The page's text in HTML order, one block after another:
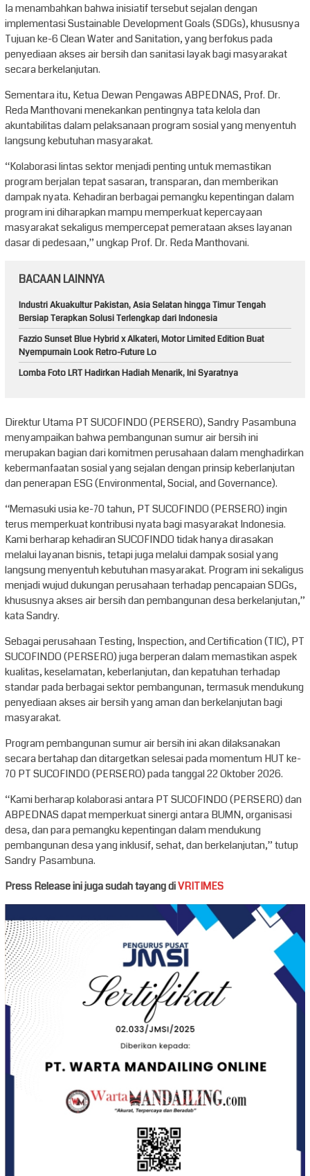
Ia menambahkan bahwa inisiatif tersebut sejalan dengan
implementasi Sustainable Development Goals (SDGs), khususnya
Tujuan ke-6 Clean Water and Sanitation, yang berfokus pada
penyediaan akses air bersih dan sanitasi layak bagi masyarakat
secara berkelanjutan.
Sementara itu, Ketua Dewan Pengawas ABPEDNAS, Prof. Dr.
Reda Manthovani menekankan pentingnya tata kelola dan
akuntabilitas dalam pelaksanaan program sosial yang menyentuh
langsung kebutuhan masyarakat.
“Kolaborasi lintas sektor menjadi penting untuk memastikan
program berjalan tepat sasaran, transparan, dan memberikan
dampak nyata. Kehadiran berbagai pemangku kepentingan dalam
program ini diharapkan mampu memperkuat kepercayaan
masyarakat sekaligus mempercepat pemerataan akses layanan
dasar di pedesaan,” ungkap Prof. Dr. Reda Manthovani.
BACAAN LAINNYA
Industri Akuakultur Pakistan, Asia Selatan hingga Timur Tengah
Bersiap Terapkan Solusi Terlengkap dari Indonesia
Fazzio Sunset Blue Hybrid x Alkateri, Motor Limited Edition Buat
Nyempurnain Look Retro-Future Lo
Lomba Foto LRT Hadirkan Hadiah Menarik, Ini Syaratnya
Direktur Utama PT SUCOFINDO (PERSERO), Sandry Pasambuna
menyampaikan bahwa pembangunan sumur air bersih ini
merupakan bagian dari komitmen perusahaan dalam menghadirkan
kebermanfaatan sosial yang sejalan dengan prinsip keberlanjutan
dan penerapan ESG (Environmental, Social, and Governance).
“Memasuki usia ke-70 tahun, PT SUCOFINDO (PERSERO) ingin
terus memperkuat kontribusi nyata bagi masyarakat Indonesia.
Kami berharap kehadiran SUCOFINDO tidak hanya dirasakan
melalui layanan bisnis, tetapi juga melalui dampak sosial yang
langsung menyentuh kebutuhan masyarakat. Program ini sekaligus
menjadi wujud dukungan perusahaan terhadap pencapaian SDGs,
khususnya akses air bersih dan pembangunan desa berkelanjutan,”
kata Sandry.
Sebagai perusahaan Testing, Inspection, and Certification (TIC), PT
SUCOFINDO (PERSERO) juga berperan dalam memastikan aspek
kualitas, keselamatan, keberlanjutan, dan kepatuhan terhadap
standar pada berbagai sektor pembangunan, termasuk mendukung
penyediaan akses air bersih yang aman dan berkelanjutan bagi
masyarakat.
Program pembangunan sumur air bersih ini akan dilaksanakan
secara bertahap dan ditargetkan selesai pada momentum HUT ke-
70 PT SUCOFINDO (PERSERO) pada tanggal 22 Oktober 2026.
“Kami berharap kolaborasi antara PT SUCOFINDO (PERSERO) dan
ABPEDNAS dapat memperkuat sinergi antara BUMN, organisasi
desa, dan para pemangku kepentingan dalam mendukung
pembangunan desa yang inklusif, sehat, dan berkelanjutan,” tutup
Sandry Pasambuna.
Press Release ini juga sudah tayang diVRITIMES